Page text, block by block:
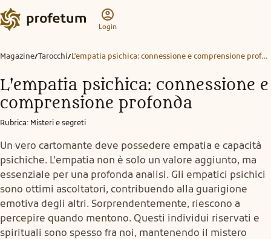
Login
Magazine/Tarocchi/ L'empatia psichica: connessione e comprensione profonda
L'empatia psichica: connessione e
comprensione profonda
Rubrica: Misteri e segreti
Un vero cartomante deve possedere empatia e capacità
psichiche. L'empatia non è solo un valore aggiunto, ma
essenziale per una profonda analisi. Gli empatici psichici
sono ottimi ascoltatori, contribuendo alla guarigione
emotiva degli altri. Sorprendentemente, riescono a
percepire quando mentono. Questi individui riservati e
spirituali sono spesso fra noi, mantenendo il mistero